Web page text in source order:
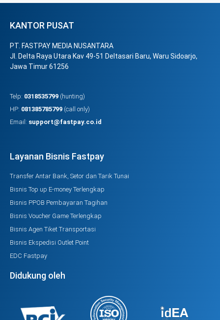
KANTOR PUSAT
PT. FASTPAY MEDIA NUSANTARA
Jl. Delta Raya Utara Kav 49-51 Deltasari Baru, Waru Sidoarjo,
Jawa Timur 61256
Telp: 0318535799 (hunting)
HP: 081385785799 (call only)
Email: support@fastpay.co.id
Layanan Bisnis Fastpay
Transfer Antar Bank, Setor dan Tarik Tunai
Bisnis Top up E-money Terlengkap
Bisnis PPOB Pembayaran Tagihan
Bisnis Voucher Game Terlengkap
Bisnis Agen Tiket Transportasi
Bisnis Ekspedisi Outlet Point
EDC Fastpay
Didukung oleh